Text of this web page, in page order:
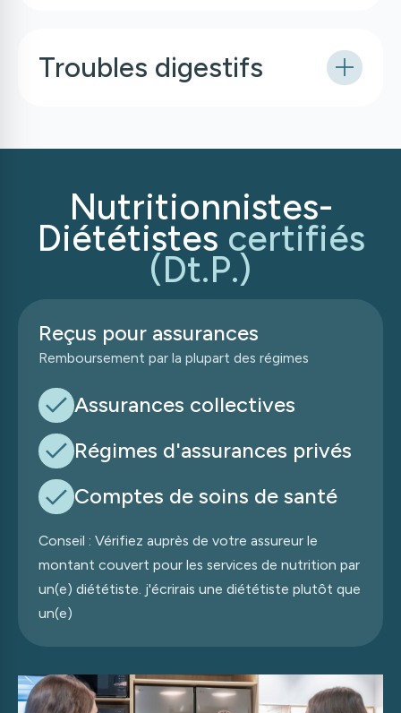
Troubles digestifs
Nutritionnistes-
Diététistes certifiés
(Dt.P.)
Reçus pour assurances
Remboursement par la plupart des régimes
Assurances collectives
Régimes d'assurances privés
Comptes de soins de santé
Conseil : Vérifiez auprès de votre assureur le
montant couvert pour les services de nutrition par
un(e) diététiste. j'écrirais une diététiste plutôt que
un(e)